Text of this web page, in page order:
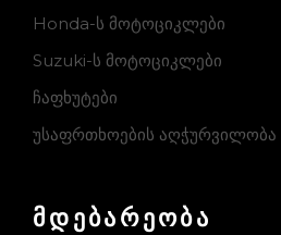
Honda-ს მოტოციკლები
Suzuki-ს მოტოციკლები
ჩაფხუტები
უსაფრთხოების აღჭურვილობა
მდებარეობა